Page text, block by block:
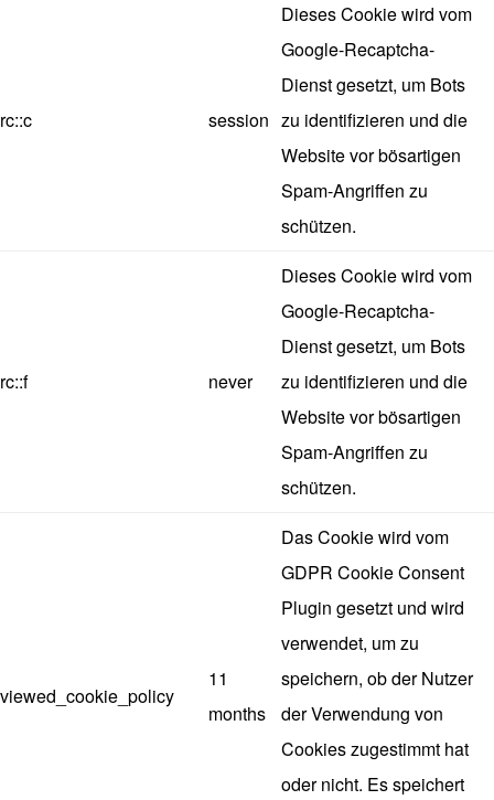
rc::c session
Dieses Cookie wird vom
Google-Recaptcha-
Dienst gesetzt, um Bots
zu identifizieren und die
Website vor bösartigen
Spam-Angriffen zu
schützen.
rc::f never
Dieses Cookie wird vom
Google-Recaptcha-
Dienst gesetzt, um Bots
zu identifizieren und die
Website vor bösartigen
Spam-Angriffen zu
schützen.
viewed_cookie_policy
11
months
Das Cookie wird vom
GDPR Cookie Consent
Plugin gesetzt und wird
verwendet, um zu
speichern, ob der Nutzer
der Verwendung von
Cookies zugestimmt hat
oder nicht. Es speichert